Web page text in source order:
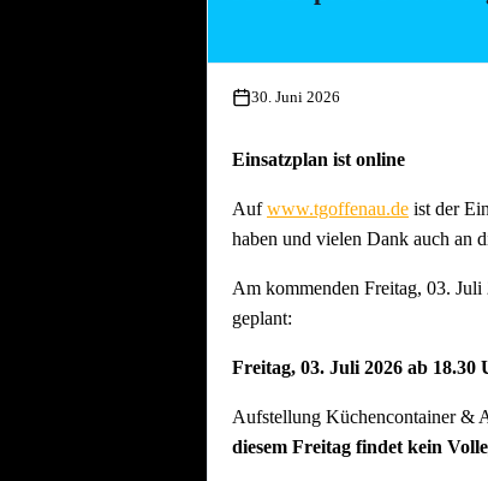
30. Juni 2026
Einsatzplan ist online
Aufwww.tgoffenau.de ist der
haben und vielen Dank auch an
Am kommenden Freitag, 03.
geplant:
Freitag, 03. Juli 2026 ab
Aufstellung Küchencontainer &
diesem Freitag findet kein